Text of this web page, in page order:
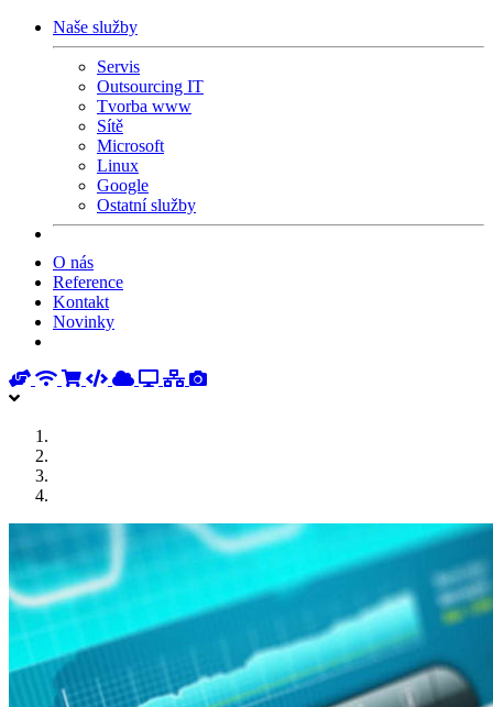
Naše služby
Servis
Outsourcing IT
Tvorba www
Sítě
Microsoft
Linux
Google
Ostatní služby
O nás
Reference
Kontakt
Novinky